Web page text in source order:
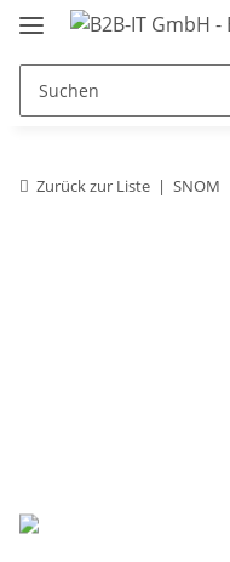
Zurück zur Liste SNOM